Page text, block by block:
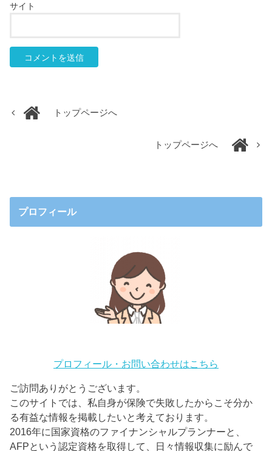
サイト
トップページへ
トップページへ
プロフィール
プロフィール・お問い合わせはこちら
ご訪問ありがとうございます。
このサイトでは、私自身が保険で失敗したからこそ分か
る有益な情報を掲載したいと考えております。
2016年に国家資格のファイナンシャルプランナーと、
AFPという認定資格を取得して、日々情報収集に励んで